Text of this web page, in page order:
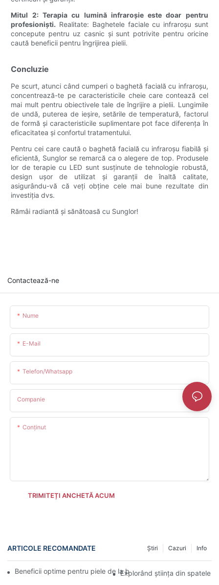
Mitul 2: Terapia cu lumină infraroșie este doar pentru
profesioniști. Realitate: Baghetele faciale cu infraroșu sunt
concepute pentru uz casnic și sunt potrivite pentru oricine
caută beneficii pentru îngrijirea pielii.
Concluzie
Pe scurt, atunci când cumperi o baghetă facială cu infraroșu,
concentrează-te pe caracteristicile cheie care contează cel
mai mult pentru obiectivele tale de îngrijire a pielii. Lungimile
de undă, puterea de ieșire, setările de temperatură, factorul
de formă și caracteristicile suplimentare pot face diferența în
eficacitatea și confortul tratamentului.
Pentru cei care caută o baghetă facială cu infraroșu fiabilă și
eficientă, Sunglor se remarcă ca o alegere de top. Produsele
lor de terapie cu LED sunt susținute de tehnologie robustă,
design ușor de utilizat și garanții de înaltă calitate,
asigurându-vă că veți obține cele mai bune rezultate din
investiția dvs.
Rămâi radiantă și sănătoasă cu Sunglor!
Contactează-ne
Nume
E-Mail
Telefon/whatsapp
Companie
Conţinut
TRIMITEȚI ANCHETĂ ACUM
ARTICOLE RECOMANDATE Info
Cazuri
Știri
Beneficii optime pentru piele de la baghetele faciale cu
Explorând știința din spatele